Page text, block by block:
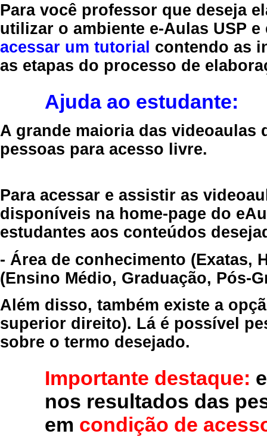
Para você professor que deseja
utilizar o ambiente e-Aulas USP
acessar um tutorial contendo as
as etapas do processo de
Ajuda ao estudante:
A grande maioria das videoaulas
pessoas para acesso livre.
Para acessar e assistir as
disponíveis na home-page do
estudantes aos conteúdos
- Área de conhecimento (Exatas,
(Ensino Médio, Graduação, Pós-
Além disso, também existe a
superior direito). Lá é possível
sobre o termo desejado.
Importante destaque:
nos resultados das
em condição de